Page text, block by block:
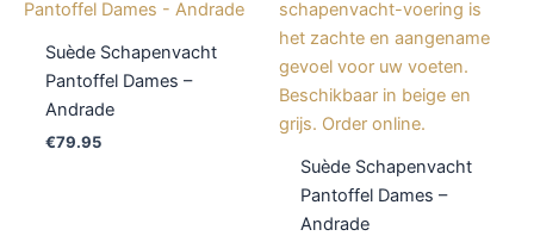
Suède Schapenvacht
Pantoffel Dames –
Andrade
€79.95
Suède Schapenvacht
Pantoffel Dames –
Andrade